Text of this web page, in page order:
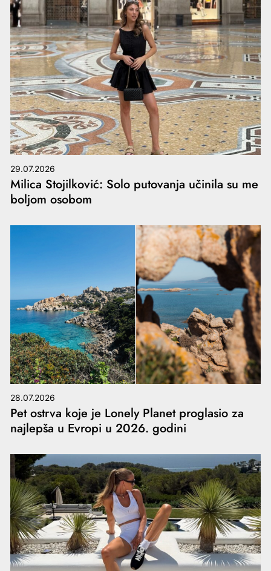
29.07.2026
Milica Stojilković: Solo putovanja učinila su me
boljom osobom
28.07.2026
Pet ostrva koje je Lonely Planet proglasio za
najlepša u Evropi u 2026. godini